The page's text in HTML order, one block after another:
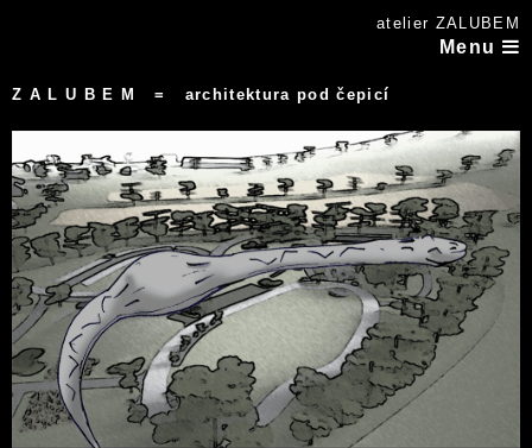
atelier ZALUBEM
Menu
Z A L U B E M = architektura pod čepicí